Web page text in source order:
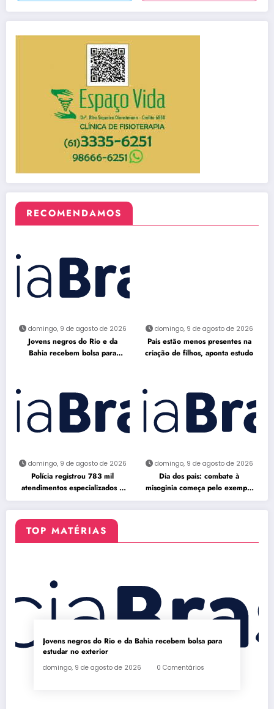
RECOMENDAMOS
domingo, 9 de agosto de 2026
Jovens negros do Rio e da
Bahia recebem bolsa para
domingo, 9 de agosto de 2026
Pais estão menos presentes na
criação de filhos, aponta estudo
domingo, 9 de agosto de 2026
Polícia registrou 783 mil
atendimentos especializados à
mulher em 2025
domingo, 9 de agosto de 2026
Dia dos pais: combate à
misoginia começa pelo exemplo
em casa
TOP MATÉRIAS
Jovens negros do Rio e da Bahia recebem bolsa para
estudar no exterior
domingo, 9 de agosto de 2026 0 Comentários